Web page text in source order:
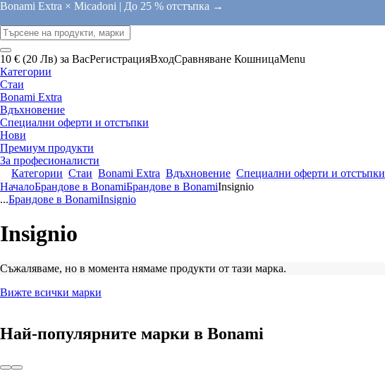
Bonami Extra × Micadoni | До 25 % отстъпка →
10 € (20 Лв) за ВасРегистрацияВходСравняване КошницаMenu
Категории
Стаи
Bonami Extra
Вдъхновение
Специални оферти и отстъпки
Нови
Премиум продукти
За професионалисти
Категории Стаи Bonami Extra Вдъхновение Специални оферти и отстъпки
НачалоБрандове в BonamiБрандове в BonamiInsignio
...Брандове в BonamiInsignio
Insignio
Съжаляваме, но в момента нямаме продукти от тази марка.
Вижте всички марки
Най-популярните марки в Bonami